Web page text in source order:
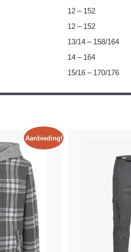
12 – 152
12 – 152
13/14 – 158/164
14 – 164
15/16 – 170/176
Aanbieding!